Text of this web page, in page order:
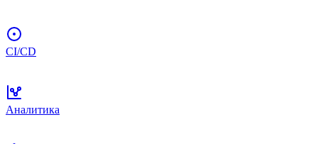
CI/CD
Аналитика